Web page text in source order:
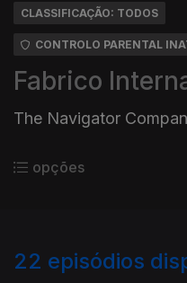
CLASSIFICAÇÃO: TODOS
CONTROLO PARENTAL
Fabrico
The Navigator
opções
22 episódios